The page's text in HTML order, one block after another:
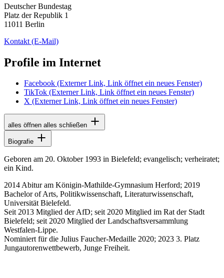
Deutscher Bundestag
Platz der Republik 1
11011 Berlin
Kontakt (E-Mail)
Profile im Internet
Facebook (Externer Link, Link öffnet ein neues Fenster)
TikTok (Externer Link, Link öffnet ein neues Fenster)
X (Externer Link, Link öffnet ein neues Fenster)
alles öffnen alles schließen
Biografie
Geboren am 20. Oktober 1993 in Bielefeld; evangelisch; verheiratet;
ein Kind.
2014 Abitur am Königin-Mathilde-Gymnasium Herford; 2019
Bachelor of Arts, Politikwissenschaft, Literaturwissenschaft,
Universität Bielefeld.
Seit 2013 Mitglied der AfD; seit 2020 Mitglied im Rat der Stadt
Bielefeld; seit 2020 Mitglied der Landschaftsversammlung
Westfalen-Lippe.
Nominiert für die Julius Faucher-Medaille 2020; 2023 3. Platz
Jungautorenwettbewerb, Junge Freiheit.